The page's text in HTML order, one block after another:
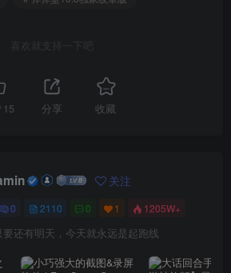
喜欢就支持一下吧
15 分享 收藏
关注
0 2110 0 1 1205W+
要还有明天，今天就永远是起跑线